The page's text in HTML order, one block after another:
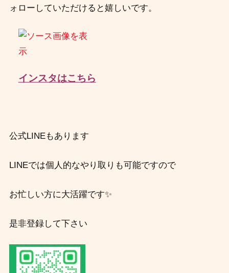
ォローしていただけると嬉しいです。
インスタはこちら
公式LINEもあります
LINEでは個人的なやり取りも可能ですので
お忙しい方に大活躍です✨
是非登録して下さい